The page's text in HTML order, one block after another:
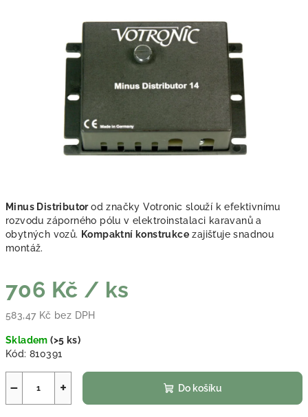
Minus Distributorod značky Votronic slouží k efektivnímu
rozvodu záporného pólu v elektroinstalaci karavanů a
obytných vozů. Kompaktní konstrukce zajišťuje snadnou
montáž.
706 Kč / ks
583,47 Kč bez DPH
Skladem(>5 ks)
Kód: 810391
+
− Do košíku